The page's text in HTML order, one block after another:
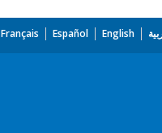
English
Español
Français